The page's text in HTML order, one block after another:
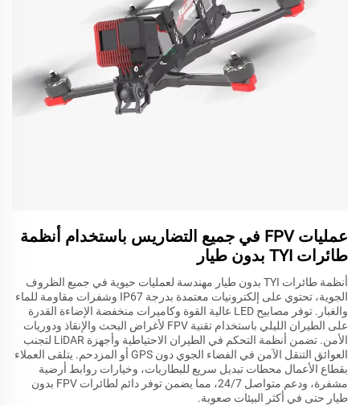
عمليات FPV في جميع التضاريس باستخدام أنظمة
طائرات TYI بدون طيار
أنظمة طائرات TYI بدون طيار مهندسة لعمليات حيوية في جميع الظروف
الجوية، تحتوي على إلكترونيات معتمدة بدرجة IP67 وشفرات مقاومة للماء
والغبار. توفر مصابيح LED عالية القوة وكاميرات منخفضة الإضاءة القدرة
على الطيران الليلي باستخدام تقنية FPV لأغراض البحث والإنقاذ ودوريات
الأمن. تضمن أنظمة التحكم في الطيران الاحتياطية وأجهزة LiDAR لتجنب
العوائق التنقل الآمن في الفضاء الجوي دون GPS أو المزدحم. يتلقى العملاء
بقطاع الأعمال محطات تبديل سريع للبطاريات، وخيارات روابط أرضية
مشفرة، ودعم متواصل 24/7، مما يضمن توفر دائم لطائرات FPV بدون
طيار حتى في أكثر البيئات صعوبة.